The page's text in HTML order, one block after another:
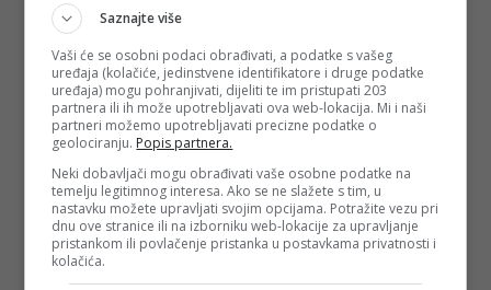
su bili zadovoljni činjenicom da im izbori ne
smetaju u njihovoj vladavini. Stanovnici Mostara
imali su sjajnu priliku promijeniti situaciju nakon
dugih 12 godina, osloboditi se, glasati za druge,
nove ljude. Svi smo se nadali da će se dogoditi
ono što se dogodilo na lokalnim izborima u
Sarajevu ili Banja Luci. No, nažalost, građani
Mostara nisu baš iskoristili ove izbore da omoguće
promjenu. Hrvati i Bošnjaci većinom su ponovno
izabrali svoje etničke skupine i sve je ostalo kako
Saznajte više
Vaši će se osobni podaci obrađivati, a podatke s vašeg
uređaja (kolačiće, jedinstvene identifikatore i druge podatke
uređaja) mogu pohranjivati, dijeliti te im pristupati 203
partnera ili ih može upotrebljavati ova web-lokacija. Mi i naši
partneri možemo upotrebljavati precizne podatke o
geolociranju. Popis partnera.
Neki dobavljači mogu obrađivati vaše osobne podatke na
temelju legitimnog interesa. Ako se ne slažete s tim, u
nastavku možete upravljati svojim opcijama. Potražite vezu pri
dnu ove stranice ili na izborniku web-lokacije za upravljanje
pristankom ili povlačenje pristanka u postavkama privatnosti i
kolačića.